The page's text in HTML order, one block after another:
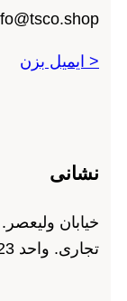
info@tsco.shop
< ایمیل بزن
نشانی
خیابان ولیعصر.
تجاری. واحد 9023